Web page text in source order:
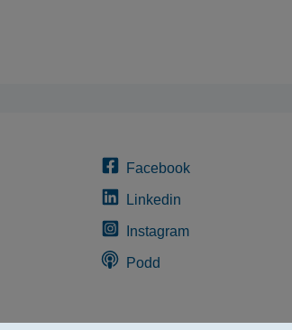
Facebook
Linkedin
Instagram
Podd